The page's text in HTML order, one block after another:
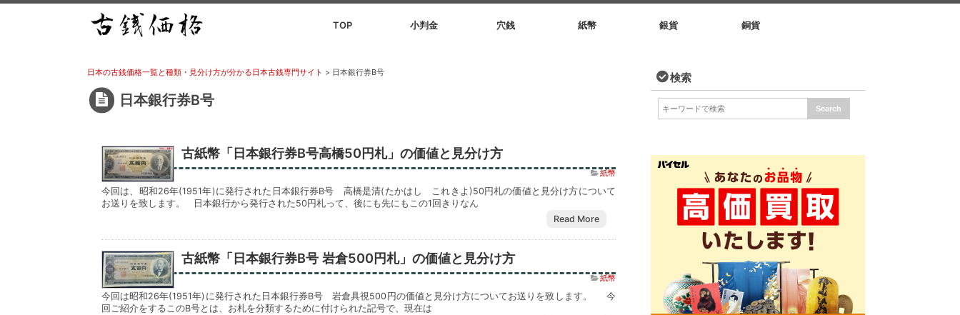
TOP 小判金 穴銭 紙幣 銀貨 銅貨
日本の古銭価格一覧と種類・見分け方が分かる日本古銭専門サイト > 日本銀行券B号
日本銀行券B号
古紙幣「日本銀行券B号高橋50円札」の価値と見分け方
紙幣
今回は、昭和26年(1951年)に発行された日本銀行券B号 高橋是清(たかはし これきよ)50円札の価値と見分け方について
お送りを致します。 日本銀行から発行された50円札って、後にも先にもこの1回きりなん
Read More
古紙幣「日本銀行券B号 岩倉500円札」の価値と見分け方
紙幣
今回は昭和26年(1951年)に発行された日本銀行券B号 岩倉具視500円の価値と見分け方についてお送りを致します。 今
回ご紹介をするこのB号とは、お札を分類するために付けられた記号で、現在は
検索